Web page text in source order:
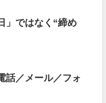
」ではなく“締め
話／メール／フォ